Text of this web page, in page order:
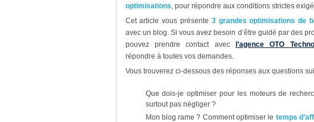
optimisations, pour répondre aux conditions strictes
Cet article vous présente 3 grandes optimisations de
avec un blog. Si vous avez besoin d’être guidé par des
pouvez prendre contact avec
l’agence OTO
répondre à toutes vos demandes.
Vous trouverez ci-dessous des réponses aux questions
Que dois-je optimiser pour les moteurs de
surtout pas négliger ?
Mon blog rame ? Comment optimiser le temps